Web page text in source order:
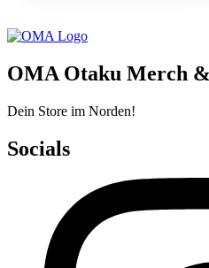
OMA Otaku Merch
Dein Store im Norden!
Socials